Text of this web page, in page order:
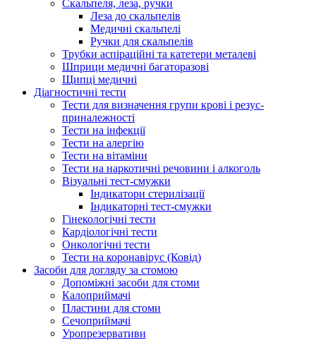
Скальпеля, леза, ручки
Леза до скальпелів
Медичні скальпелі
Ручки для скальпелів
Трубки аспіраційні та катетери металеві
Шприци медичні багаторазові
Щипці медичні
Діагностичні тести
Тести для визначення групи крові і резус-
приналежності
Тести на інфекції
Тести на алергію
Тести на вітаміни
Тести на наркотичні речовини і алкоголь
Візуальні тест-смужки
Індикатори стерилізації
Індикаторні тест-смужки
Гінекологічні тести
Кардіологічні тести
Онкологічні тести
Тести на коронавірус (Ковід)
Засоби для догляду за стомою
Допоміжні засоби для стоми
Калоприймачі
Пластини для стоми
Сечоприймачі
Уропрезервативи